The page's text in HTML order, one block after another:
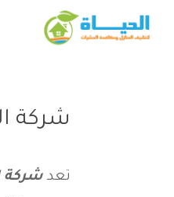
شركة
تعد شركة